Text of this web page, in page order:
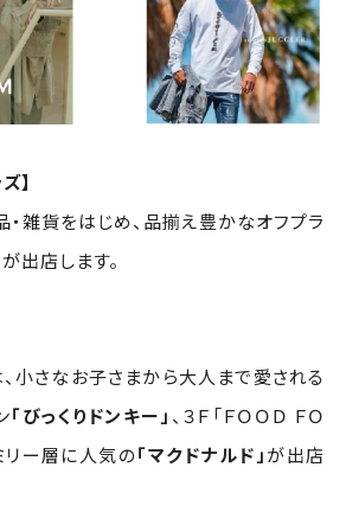
】
・雑貨をはじめ、品揃え豊かなオフプラ
が出店します。
、小さなお子さまから大人まで愛される
「びっくりドンキー」 、３Ｆ「ＦＯＯＤ ＦＯ
リー層に人気の「マクドナルド」が出店